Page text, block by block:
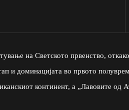
на Светското првенство,
и доминацијата во првото
континент, а „Лавовите